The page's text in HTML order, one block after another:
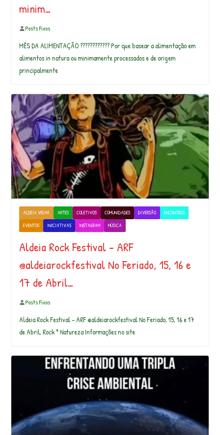
minim…
Posts Fixos
MÊS DA ALIMENTAÇÃO ???????????? Por que basear a alimentação em
alimentos in natura ou minimamente processados e de origem
principalmente
ALDEIA VELHA ARTES COLETIVOS COMUNIDADES DIVERSÃO
ENCONTROS
EVENTOS
INICIATIVAS INSTAGRAM MÚSICA
Aldeia Rock Festival – ARF
@aldeiarockfestival No Feriado, 15, 16 e
17 de Abril…
Posts Fixos
Aldeia Rock Festival – ARF @aldeiarockfestival No Feriado, 15, 16 e 17
de Abril, Rock * Natureza Informações no site